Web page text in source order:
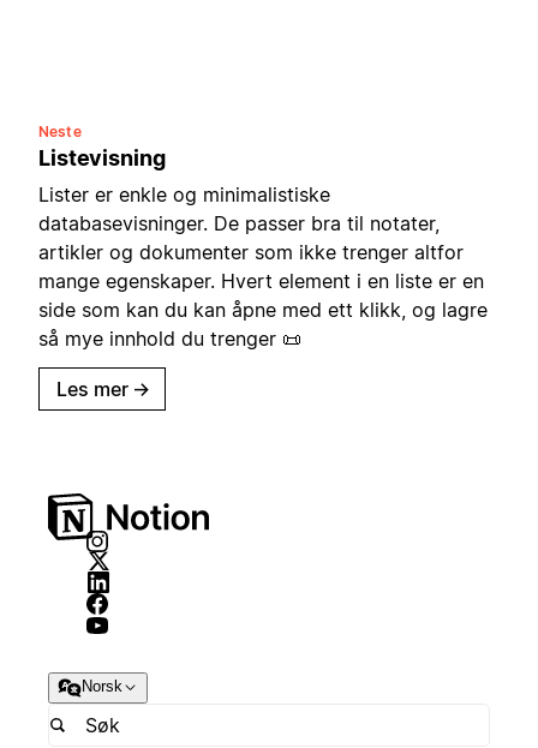
Neste
Listevisning
Lister er enkle og minimalistiske
databasevisninger. De passer bra til notater,
artikler og dokumenter som ikke trenger altfor
mange egenskaper. Hvert element i en liste er en
side som kan du kan åpne med ett klikk, og lagre
så mye innhold du trenger 📜
Les mer →
Norsk